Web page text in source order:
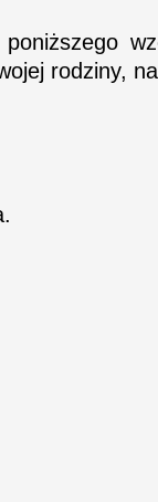
poniższego
rodziny,